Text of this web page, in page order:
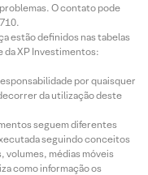
O contato pode
estão definidos nas tabelas
da XP Investimentos:
por quaisquer
da utilização deste
seguem diferentes
seguindo conceitos
médias móveis
como informação os